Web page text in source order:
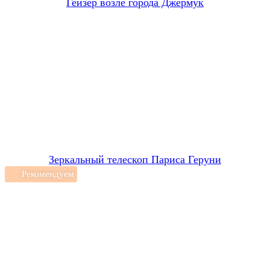
Зеркальный телескоп Париса Геруни
Рекомендуем